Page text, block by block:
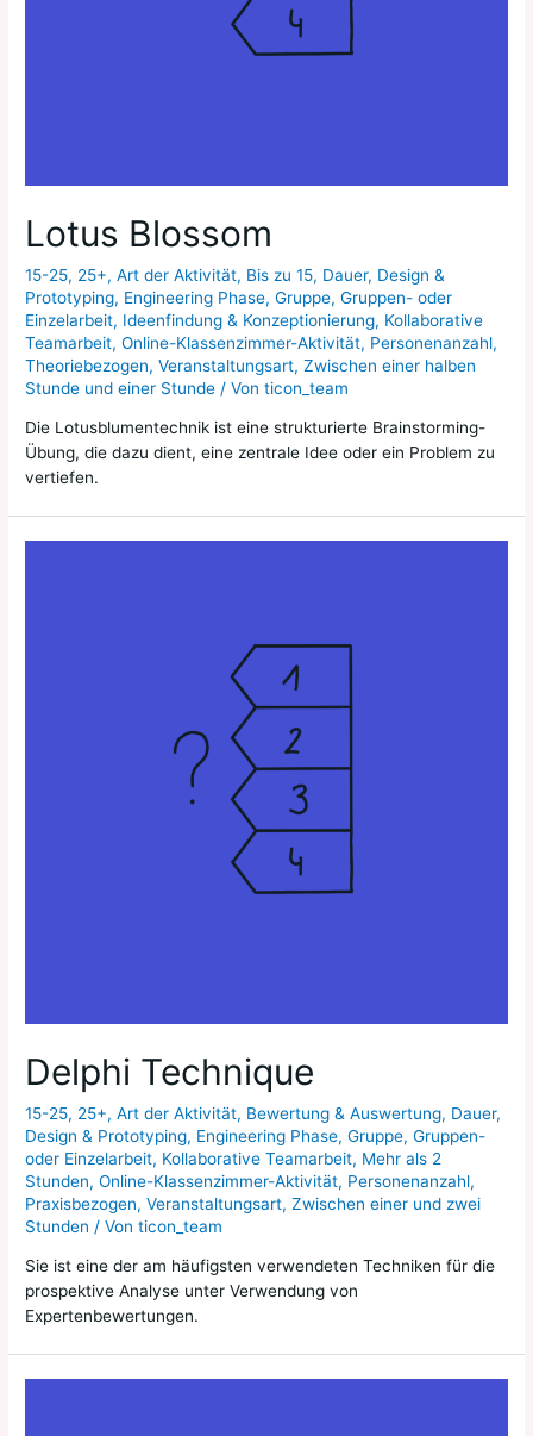
Lotus Blossom
15-25, 25+,Art der Aktivität, Bis zu 15, Dauer, Design &
Prototyping, Engineering Phase,Gruppe,Gruppen- oder
Einzelarbeit, Ideenfindung & Konzeptionierung, Kollaborative
Teamarbeit,Online-Klassenzimmer-Aktivität, Personenanzahl,
Theoriebezogen,Veranstaltungsart,Zwischen einer halben
Stunde und einer Stunde / Vonticon_team
Die Lotusblumentechnik ist eine strukturierte Brainstorming-
Übung, die dazu dient, eine zentrale Idee oder ein Problem zu
vertiefen.
Delphi Technique
15-25, 25+,Art der Aktivität, Bewertung & Auswertung, Dauer,
Design & Prototyping, Engineering Phase,Gruppe,Gruppen-
oder Einzelarbeit, Kollaborative Teamarbeit, Mehr als 2
Stunden,Online-Klassenzimmer-Aktivität, Personenanzahl,
Praxisbezogen,Veranstaltungsart,Zwischen einer und zwei
Stunden / Vonticon_team
Sie ist eine der am häufigsten verwendeten Techniken für die
prospektive Analyse unter Verwendung von
Expertenbewertungen.